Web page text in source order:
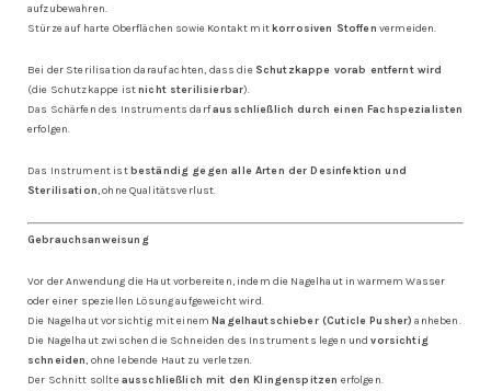
aufzubewahren.
Stürze auf harte Oberflächen sowie Kontakt mitkorrosiven Stoffen vermeiden.
Bei der Sterilisation darauf achten, dass die Schutzkappe vorab entfernt wird
(die Schutzkappe istnicht sterilisierbar).
Das Schärfen des Instruments darfausschließlich durch einen Fachspezialisten
erfolgen.
Das Instrument istbeständig gegen alle Arten der Desinfektion und
Sterilisation, ohne Qualitätsverlust.
Gebrauchsanweisung
Vor der Anwendung die Haut vorbereiten, indem die Nagelhaut in warmem Wasser
oder einer speziellen Lösung aufgeweicht wird.
Die Nagelhaut vorsichtig mit einemNagelhautschieber (Cuticle Pusher) anheben.
Die Nagelhaut zwischen die Schneiden des Instruments legen undvorsichtig
schneiden, ohne lebende Haut zu verletzen.
Der Schnitt sollteausschließlich mit den Klingenspitzen erfolgen.